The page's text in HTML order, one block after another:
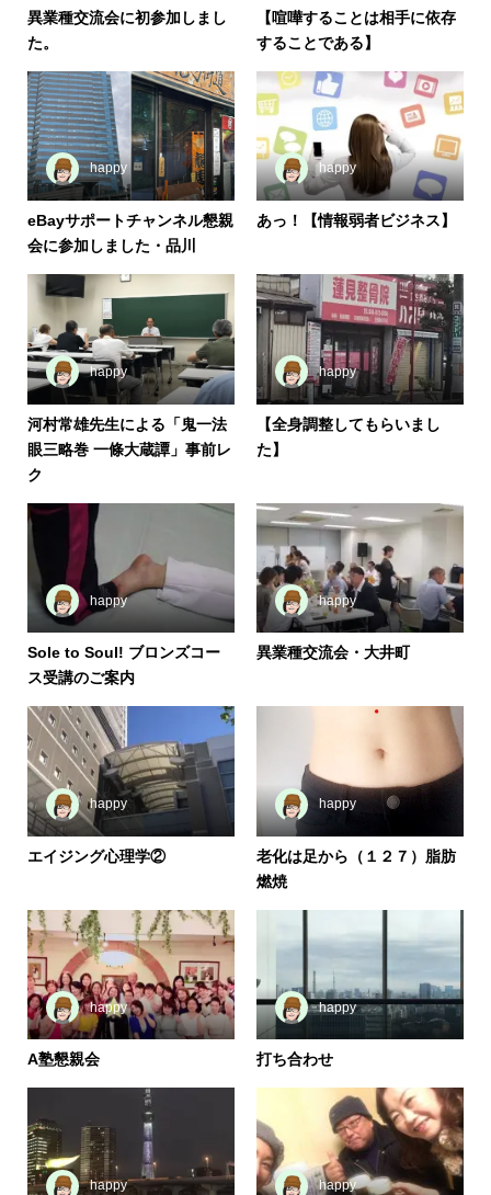
異業種交流会に初参加しまし
た。
【喧嘩することは相手に依存
することである】
happy
eBayサポートチャンネル懇親
会に参加しました・品川
happy
あっ！【情報弱者ビジネス】
happy
河村常雄先生による「鬼一法
眼三略巻 一條大蔵譚」事前レ
ク
happy
【全身調整してもらいまし
た】
happy
Sole to Soul! ブロンズコー
ス受講のご案内
happy
異業種交流会・大井町
happy
エイジング心理学②
happy
老化は足から（１２７）脂肪
燃焼
happy
A塾懇親会
happy
打ち合わせ
happy happy